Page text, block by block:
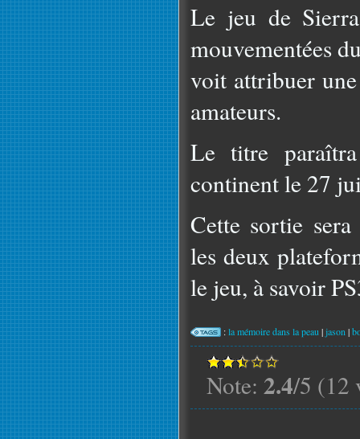
Le jeu de
mouvementées
voit attribuer
amateurs.
Le titre
continent le 27
Cette sortie
les deux
le jeu, à savoir
:la mémoire dans la peau |jason |
Note: 2.4/5 (12